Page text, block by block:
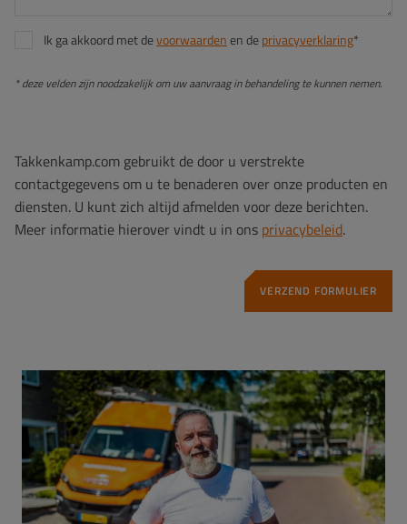
Ik ga akkoord met devoorwaardenen deprivacyverklaring*
* deze velden zijn noodzakelijk om uw aanvraag in behandeling te kunnen nemen.
Takkenkamp.com gebruikt de door u verstrekte
contactgegevens om u te benaderen over onze producten en
diensten. U kunt zich altijd afmelden voor deze berichten.
Meer informatie hierover vindt u in ons privacybeleid.